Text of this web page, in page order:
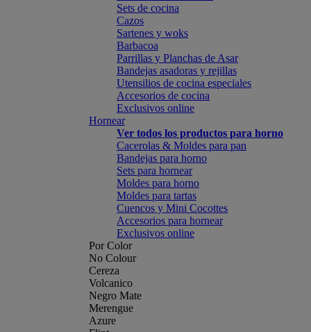
Sets de cocina
Cazos
Sartenes y woks
Barbacoa
Parrillas y Planchas de Asar
Bandejas asadoras y rejillas
Utensilios de cocina especiales
Accesorios de cocina
Exclusivos online
Hornear
Ver todos los productos para horno
Cacerolas & Moldes para pan
Bandejas para horno
Sets para hornear
Moldes para horno
Moldes para tartas
Cuencos y Mini Cocottes
Accesorios para hornear
Exclusivos online
Por Color
No Colour
Cereza
Volcanico
Negro Mate
Merengue
Azure